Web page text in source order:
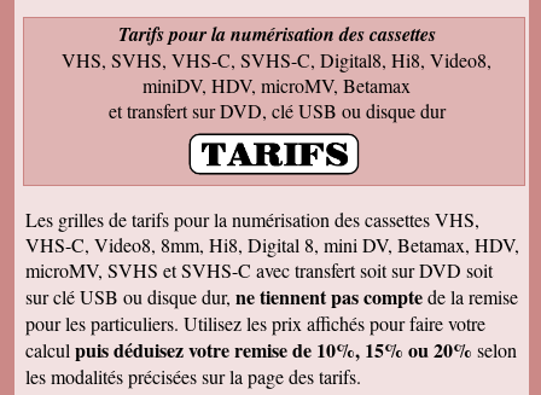
ferai de la publicité Bien sincèrement
François M
Bien reçu! Reste à monter pour éliminer ! A
bientôt pour du 8 et sup8mm.
Le colis est effectivement arrivé le 24, la veille
de Noël, c'était parfait. Elle est très contente de
pouvoir passer à nouveau un moment avec ses
Encore merci pour votre efficacité. Je vous ferai
de la pub si l'occasion se présente ! Je vous
souhaite une bonne année avec beaucoup de
vidéos à transposer. Bien cordialement,
Séverine L
J'ai reçu le colis . Merci ça a l'air impeccable !
Bonnes fêtes et à très bientôt pour d'autres
travaux.
Tarifs pour la numérisation des cassettes
VHS, SVHS, VHS-C, SVHS-C, Digital8, Hi8, Video8,
miniDV, HDV, microMV, Betamax
et transfert sur DVD, clé USB ou disque dur
Les grilles de tarifs pour la numérisation des cassettes VHS,
VHS-C, Video8, 8mm, Hi8, Digital 8, mini DV, Betamax, HDV,
microMV, SVHS et SVHS-C avec transfert soit sur DVD soit
sur clé USB ou disque dur, ne tiennent pas comptede la remise
pour les particuliers. Utilisez les prix affichés pour faire votre
calcul puis déduisez votre remise de 10%, 15% ou 20% selon
les modalités précisées sur la page des tarifs.